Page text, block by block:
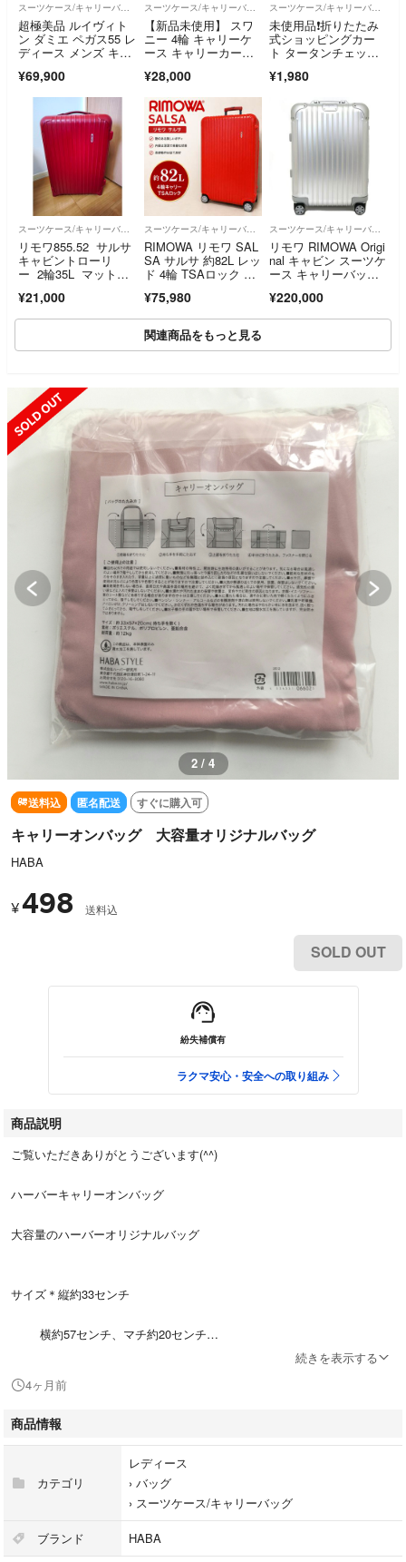
スーツケース/キャリーバッグ
超極美品 ルイヴィト
ン ダミエ ペガス55 レ
ディース メンズ キャ
バッグ N23294
¥69,900
スーツケース/キャリーバッグ
【新品未使用】 スワ
ニー 4輪 キャリーケ
ース キャリーカー
¥28,000
スーツケース/キャリーバッグ
未使用品❗️折りたたみ
式ショッピングカー
ト タータンチェック
¥1,980
スーツケース/キャリーバッグ
リモワ855.52 サルサ
キャビントローリ
ー 2輪35L マットレ
¥21,000
スーツケース/キャリーバッグ
RIMOWA リモワ SAL
SA サルサ 約82L レッ
ド 4輪 TSAロック キ
リカーボネート
¥75,980
スーツケース/キャリーバッグ
リモワ RIMOWA Origi
nal キャビン スーツケ
ース キャリーバッ
ルミニウム 9255300
4 シルバー 未使用品
¥220,000
関連商品をもっと見る
3 / 4
送料込 匿名配送 すぐに購入可
キャリーオンバッグ 大容量オリジナルバッグ
HABA
¥498 送料込
SOLD OUT
紛失補償有
ラクマ安心・安全への取り組み
商品説明
ご覧いただきありがとうございます(^^)
ハーバーキャリーオンバッグ
大容量のハーバーオリジナルバッグ
サイズ＊縦約33センチ
横約57センチ、マチ約20センチ
ハーバー福袋商品
続きを表示する
4ヶ月前
商品情報
カテゴリ
レディース
› バッグ
› スーツケース/キャリーバッグ
ブランド HABA